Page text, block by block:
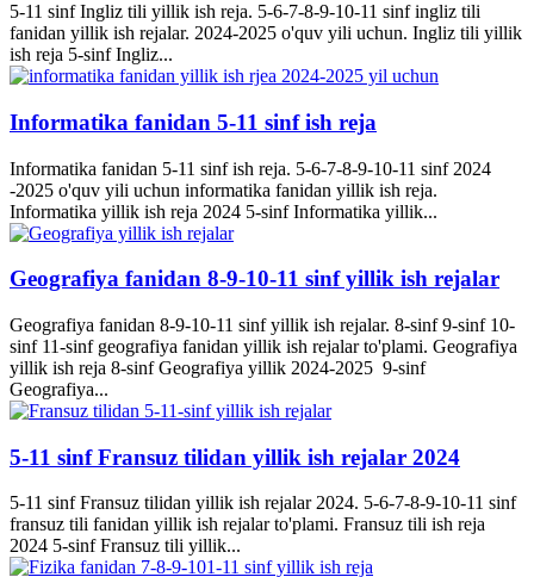
5-11 sinf Ingliz tili yillik ish reja. 5-6-7-8-9-10-11 sinf ingliz tili
fanidan yillik ish rejalar. 2024-2025 o'quv yili uchun. Ingliz tili yillik
ish reja 5-sinf Ingliz...
Informatika fanidan 5-11 sinf ish reja
Informatika fanidan 5-11 sinf ish reja. 5-6-7-8-9-10-11 sinf 2024
-2025 o'quv yili uchun informatika fanidan yillik ish reja.
Informatika yillik ish reja 2024 5-sinf Informatika yillik...
Geografiya fanidan 8-9-10-11 sinf yillik ish rejalar
Geografiya fanidan 8-9-10-11 sinf yillik ish rejalar. 8-sinf 9-sinf 10-
sinf 11-sinf geografiya fanidan yillik ish rejalar to'plami. Geografiya
yillik ish reja 8-sinf Geografiya yillik 2024-2025 9-sinf
Geografiya...
5-11 sinf Fransuz tilidan yillik ish rejalar 2024
5-11 sinf Fransuz tilidan yillik ish rejalar 2024. 5-6-7-8-9-10-11 sinf
fransuz tili fanidan yillik ish rejalar to'plami. Fransuz tili ish reja
2024 5-sinf Fransuz tili yillik...